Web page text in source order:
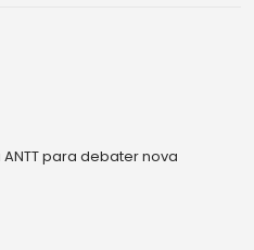
ANTT para debater nova